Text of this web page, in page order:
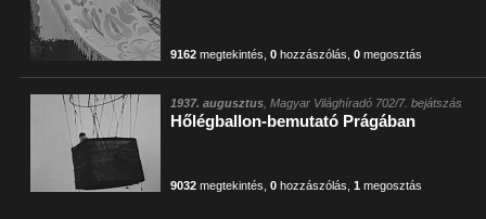
9162 megtekintés ,0 hozzászólás ,0 megosztás
1937. augusztus , Magyar Világhíradó 702/7. bejátszás
Hőlégballon-bemutató Prágában
9032 megtekintés ,0 hozzászólás ,1 megosztás